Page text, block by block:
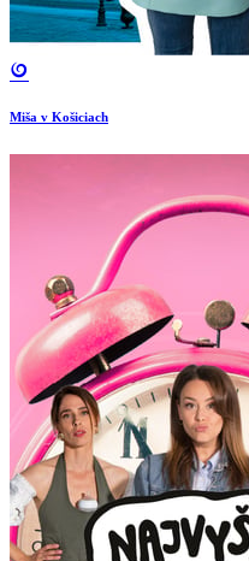
Miša v Košiciach